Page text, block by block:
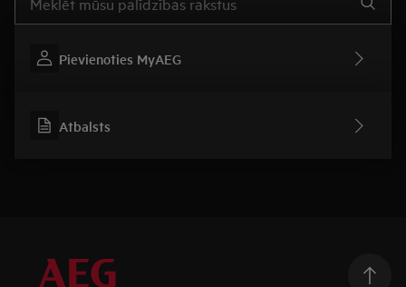
Pievienoties MyAEG
Atbalsts